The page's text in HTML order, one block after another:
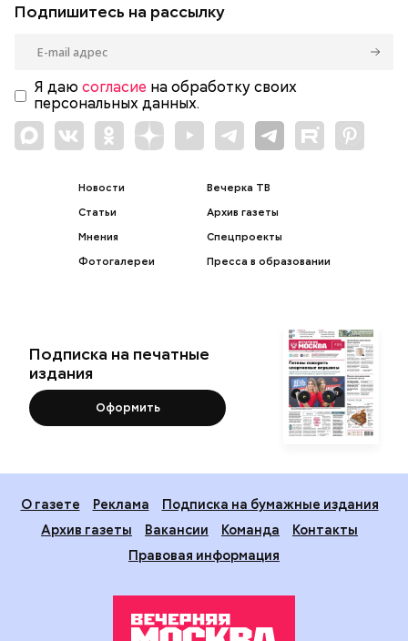
Подпишитесь на рассылку
Я даю согласие на обработку своих
персональных данных.
Новости
Статьи
Мнения
Фотогалереи
Вечерка ТВ
Архив газеты
Спецпроекты
Пресса в образовании
Подписка на печатные
издания
Оформить
О газете Реклама
Подписка на бумажные издания
Архив газеты
Вакансии Команда
Контакты
Правовая информация